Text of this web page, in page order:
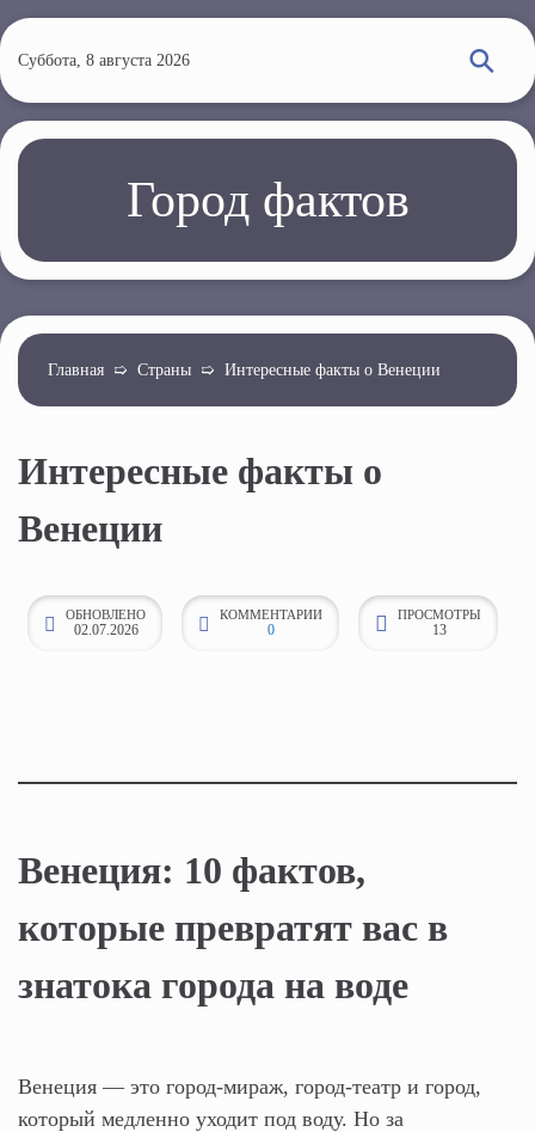
е
р
й
о
н
Суббота, 8 августа 2026
Город фактов
Главная ➯ Страны ➯ Интересные факты о Венеции
Интересные факты о
Венеции
ОБНОВЛЕНО
02.07.2026
КОММЕНТАРИИ
0
ПРОСМОТРЫ
13
Венеция: 10 фактов,
которые превратят вас в
знатока города на воде
Венеция — это город-мираж, город-театр и город,
который медленно уходит под воду. Но за